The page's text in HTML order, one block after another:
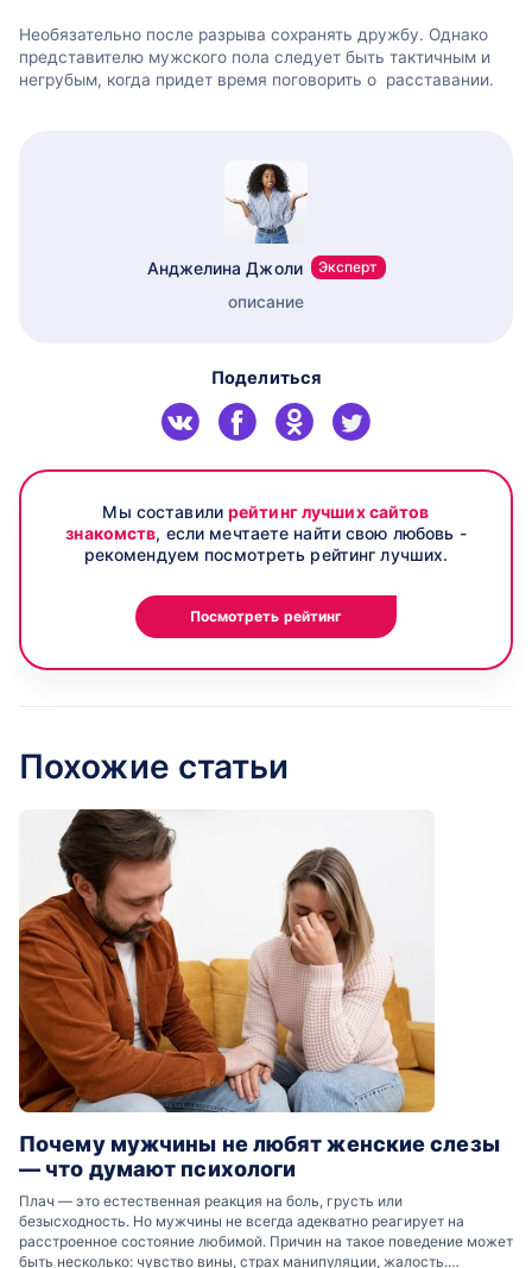
Необязательно после разрыва сохранять дружбу. Однако
представителю мужского пола следует быть тактичным и
негрубым, когда придет время поговорить о расставании.
Анджелина Джоли Эксперт
описание
Поделиться
Мы составилирейтинг лучших сайтов
знакомств, если мечтаете найти свою любовь -
рекомендуем посмотреть рейтинг лучших.
Посмотреть рейтинг
Похожие статьи
Почему мужчины не любят женские слезы
— что думают психологи
Плач — это естественная реакция на боль, грусть или
безысходность. Но мужчины не всегда адекватно реагирует на
расстроенное состояние любимой. Причин на такое поведение может
быть несколько: чувство вины, страх манипуляции, жалость.